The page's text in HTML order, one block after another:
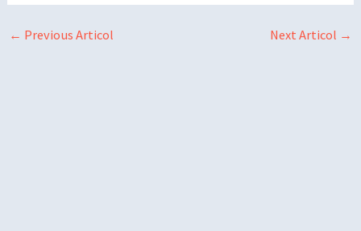
← Previous Articol Next Articol →